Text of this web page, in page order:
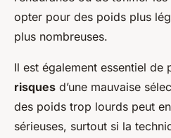
opter pour des poids plus
plus nombreuses.
Il est également essentiel de
risques d’une mauvaise
des poids trop lourds peut
sérieuses, surtout si la